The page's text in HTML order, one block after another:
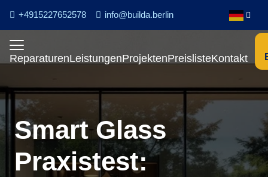
+4915227652578 info@builda.berlin
ReparaturenLeistungenProjektenPreislisteKontakt
Smart Glass
Praxistest: